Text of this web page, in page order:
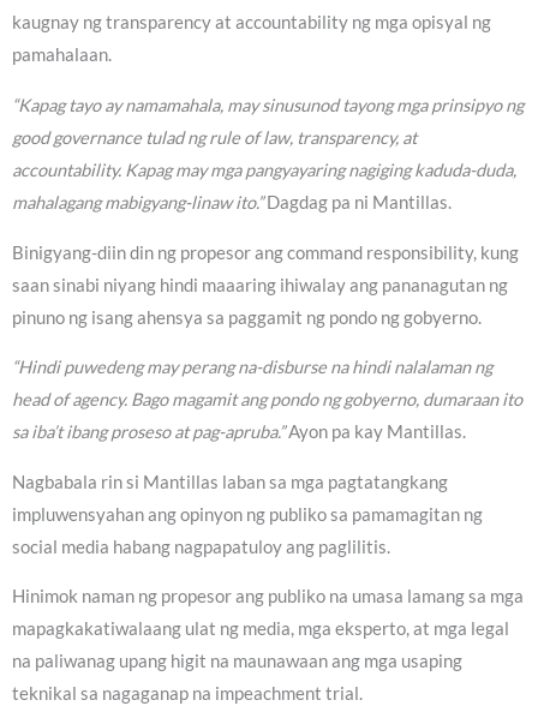
kaugnay ng transparency at accountability ng mga opisyal ng
pamahalaan.
“Kapag tayo ay namamahala, may sinusunod tayong mga prinsipyo ng
good governance tulad ng rule of law, transparency, at
accountability. Kapag may mga pangyayaring nagiging kaduda-duda,
mahalagang mabigyang-linaw ito.”Dagdag pa ni Mantillas.
Binigyang-diin din ng propesor ang command responsibility, kung
saan sinabi niyang hindi maaaring ihiwalay ang pananagutan ng
pinuno ng isang ahensya sa paggamit ng pondo ng gobyerno.
“Hindi puwedeng may perang na-disburse na hindi nalalaman ng
head of agency. Bago magamit ang pondo ng gobyerno, dumaraan ito
sa iba’t ibang proseso at pag-apruba.”Ayon pa kay Mantillas.
Nagbabala rin si Mantillas laban sa mga pagtatangkang
impluwensyahan ang opinyon ng publiko sa pamamagitan ng
social media habang nagpapatuloy ang paglilitis.
Hinimok naman ng propesor ang publiko na umasa lamang sa mga
mapagkakatiwalaang ulat ng media, mga eksperto, at mga legal
na paliwanag upang higit na maunawaan ang mga usaping
teknikal sa nagaganap na impeachment trial.